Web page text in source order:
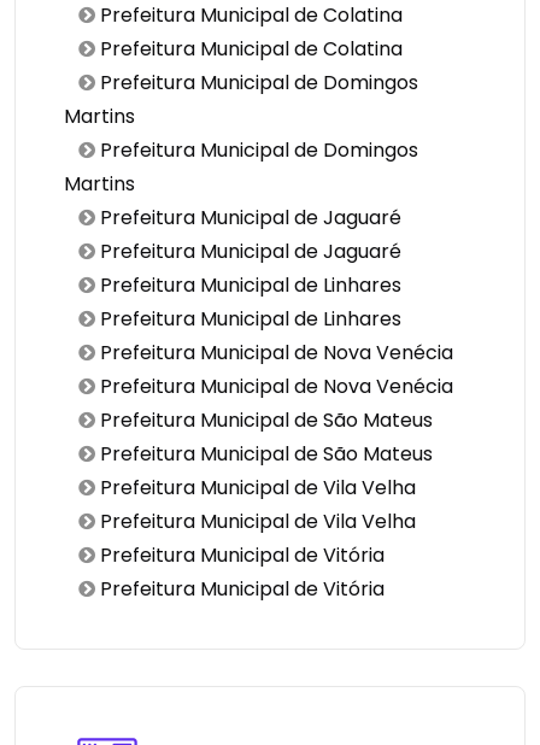
Prefeitura Municipal de Colatina
Prefeitura Municipal de Colatina
Prefeitura Municipal de Domingos
Martins
Prefeitura Municipal de Domingos
Martins
Prefeitura Municipal de Jaguaré
Prefeitura Municipal de Jaguaré
Prefeitura Municipal de Linhares
Prefeitura Municipal de Linhares
Prefeitura Municipal de Nova Venécia
Prefeitura Municipal de Nova Venécia
Prefeitura Municipal de São Mateus
Prefeitura Municipal de São Mateus
Prefeitura Municipal de Vila Velha
Prefeitura Municipal de Vila Velha
Prefeitura Municipal de Vitória
Prefeitura Municipal de Vitória